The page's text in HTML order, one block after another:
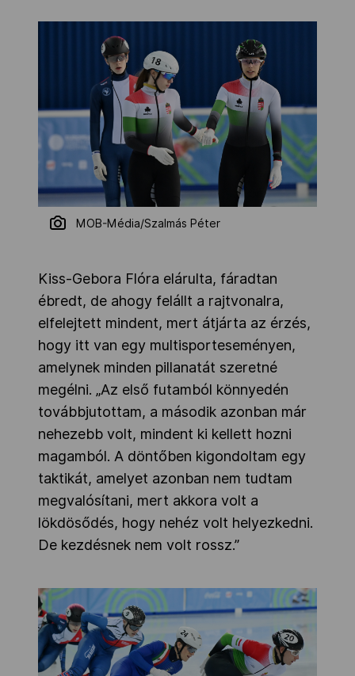
MOB-Média/Szalmás Péter
Kiss-Gebora Flóra elárulta, fáradtan
ébredt, de ahogy felállt a rajtvonalra,
elfelejtett mindent, mert átjárta az érzés,
hogy itt van egy multisporteseményen,
amelynek minden pillanatát szeretné
megélni. „Az első futamból könnyedén
továbbjutottam, a második azonban már
nehezebb volt, mindent ki kellett hozni
magamból. A döntőben kigondoltam egy
taktikát, amelyet azonban nem tudtam
megvalósítani, mert akkora volt a
lökdösődés, hogy nehéz volt helyezkedni.
De kezdésnek nem volt rossz.”